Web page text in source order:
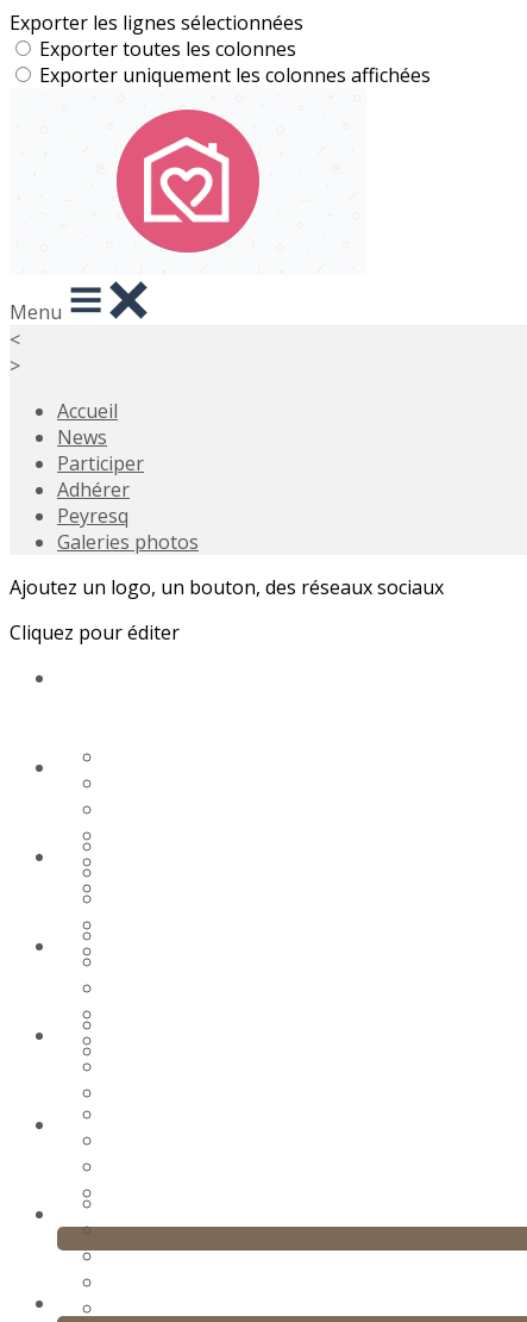
Exporter les lignes sélectionnées
Exporter toutes les colonnes
Exporter uniquement les colonnes affichées
Menu
<
>
Accueil
News
Participer
Adhérer
Peyresq
Galeries photos
Ajoutez un logo, un bouton, des réseaux sociaux
Cliquez pour éditer